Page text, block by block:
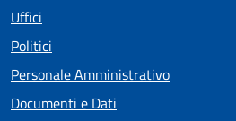
Uffici
Politici
Personale Amministrativo
Documenti e Dati